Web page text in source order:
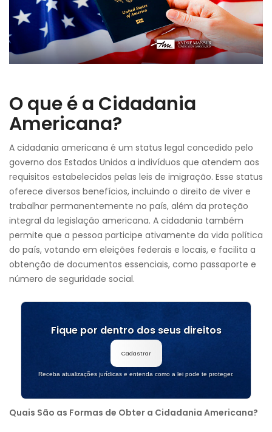
O que é a Cidadania
Americana?
A cidadania americana é um status legal concedido pelo
governo dos Estados Unidos a indivíduos que atendem aos
requisitos estabelecidos pelas leis de imigração. Esse status
oferece diversos benefícios, incluindo o direito de viver e
trabalhar permanentemente no país, além da proteção
integral da legislação americana. A cidadania também
permite que a pessoa participe ativamente da vida política
do país, votando em eleições federais e locais, e facilita a
obtenção de documentos essenciais, como passaporte e
número de seguridade social.
Fique por dentro dos seus direitos
Cadastrar
Receba atualizações jurídicas e entenda como a lei pode te proteger.
Quais São as Formas de Obter a Cidadania Americana?